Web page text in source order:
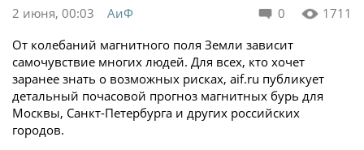
0 1711
2 июня, 00:03
АиФ
От колебаний магнитного поля Земли зависит
самочувствие многих людей. Для всех, кто хочет
заранее знать о возможных рисках, aif.ru публикует
детальный почасовой прогноз магнитных бурь для
Москвы, Санкт-Петербурга и других российских
городов.